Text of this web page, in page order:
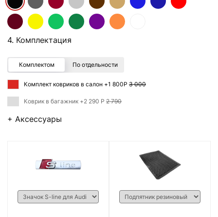
4. Комплектация
Комплектом По отдельности
Комплект ковриков в салон +1 800Р 3 000
Коврик в багажник +2 290 Р 2 790
+ Аксессуары